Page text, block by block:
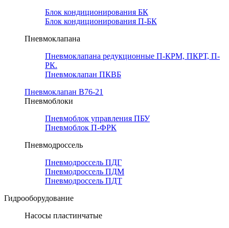
Блок кондиционирования БК
Блок кондиционирования П-БК
Пневмоклапана
Пневмоклапана редукционные П-КРМ, ПКРТ, П-
РК.
Пневмоклапан ПКВБ
Пневмоклапан В76-21
Пневмоблоки
Пневмоблок управления ПБУ
Пневмоблок П-ФРК
Пневмодроссель
Пневмодроссель ПДГ
Пневмодроссель ПДМ
Пневмодроссель ПДТ
Гидрооборудование
Насосы пластинчатые